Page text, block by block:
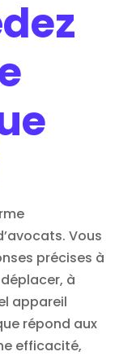
Vous
précises à
à
appareil
répond aux
efficacité,